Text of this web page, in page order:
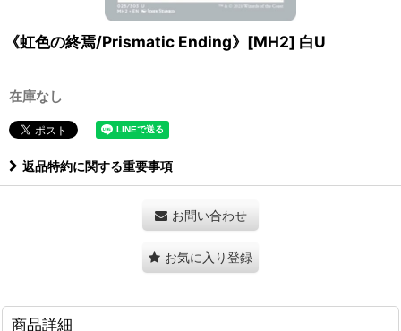
《虹色の終焉/Prismatic Ending》[MH2] 白U
在庫なし
返品特約に関する重要事項
お問い合わせ
お気に入り登録
商品詳細